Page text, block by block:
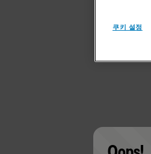
쿠키 설정